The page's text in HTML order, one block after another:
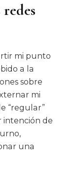
mi punto
a la
sobre
mi
“regular”
intención de
una